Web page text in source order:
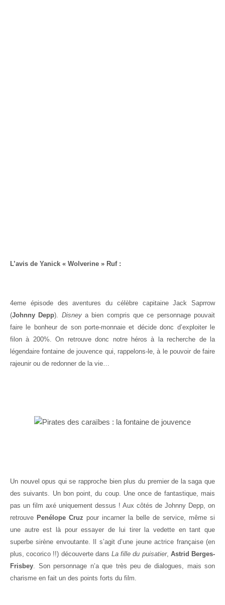
L’avis de Yanick « Wolverine » Ruf :
4eme épisode des aventures du célèbre capitaine Jack Saprrow
(Johnny Depp). Disneya bien compris que ce personnage pouvait
faire le bonheur de son porte-monnaie et décide donc d’exploiter le
filon à 200%. On retrouve donc notre héros à la recherche de la
légendaire fontaine de jouvence qui, rappelons-le, à le pouvoir de faire
rajeunir ou de redonner de la vie…
Un nouvel opus qui se rapproche bien plus du premier de la saga que
des suivants. Un bon point, du coup. Une once de fantastique, mais
pas un film axé uniquement dessus ! Aux côtés de Johnny Depp, on
retrouve Penélope Cruz pour incarner la belle de service, même si
une autre est là pour essayer de lui tirer la vedette en tant que
superbe sirène envoutante. Il s’agit d’une jeune actrice française (en
plus, cocorico !!) découverte dans La fille du puisatier, Astrid Berges-
Frisbey. Son personnage n’a que très peu de dialogues, mais son
charisme en fait un des points forts du film.